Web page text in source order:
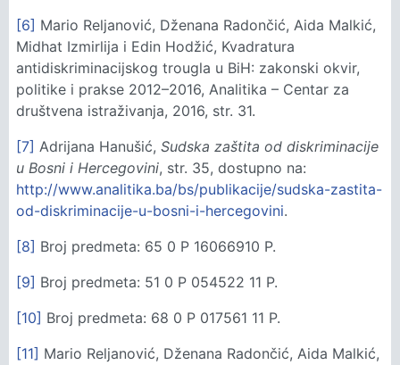
[6] Mario Reljanović, Dženana Radončić, Aida Malkić,
Midhat Izmirlija i Edin Hodžić, Kvadratura
antidiskriminacijskog trougla u BiH: zakonski okvir,
politike i prakse 2012–2016, Analitika – Centar za
društvena istraživanja, 2016, str. 31.
[7] Adrijana Hanušić, Sudska zaštita od diskriminacije
u Bosni i Hercegovini, str. 35, dostupno na:
http://www.analitika.ba/bs/publikacije/sudska-zastita-
od-diskriminacije-u-bosni-i-hercegovini.
[8] Broj predmeta: 65 0 P 16066910 P.
[9] Broj predmeta: 51 0 P 054522 11 P.
[10] Broj predmeta: 68 0 P 017561 11 P.
[11] Mario Reljanović, Dženana Radončić, Aida Malkić,